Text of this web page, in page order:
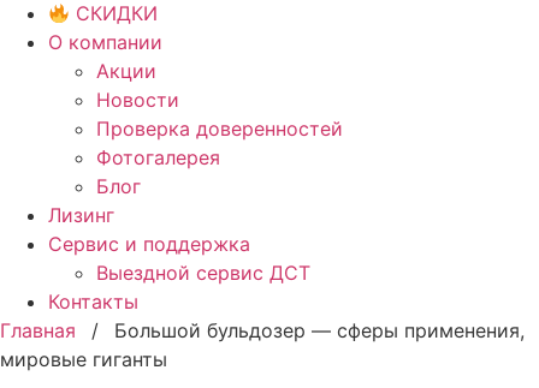
СКИДКИ
О компании
Акции
Новости
Проверка доверенностей
Фотогалерея
Блог
Лизинг
Сервис и поддержка
Выездной сервис ДСТ
Контакты
Главная / Большой бульдозер — сферы применения,
мировые гиганты